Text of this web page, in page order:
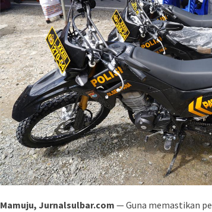
Mamuju, Jurnalsulbar.com — Guna memastikan